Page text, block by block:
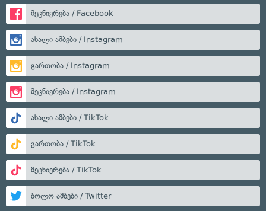
მეცნიერება / Facebook
ახალი ამბები / Instagram
გართობა / Instagram
მეცნიერება / Instagram
ახალი ამბები / TikTok
გართობა / TikTok
მეცნიერება / TikTok
ბოლო ამბები / Twitter